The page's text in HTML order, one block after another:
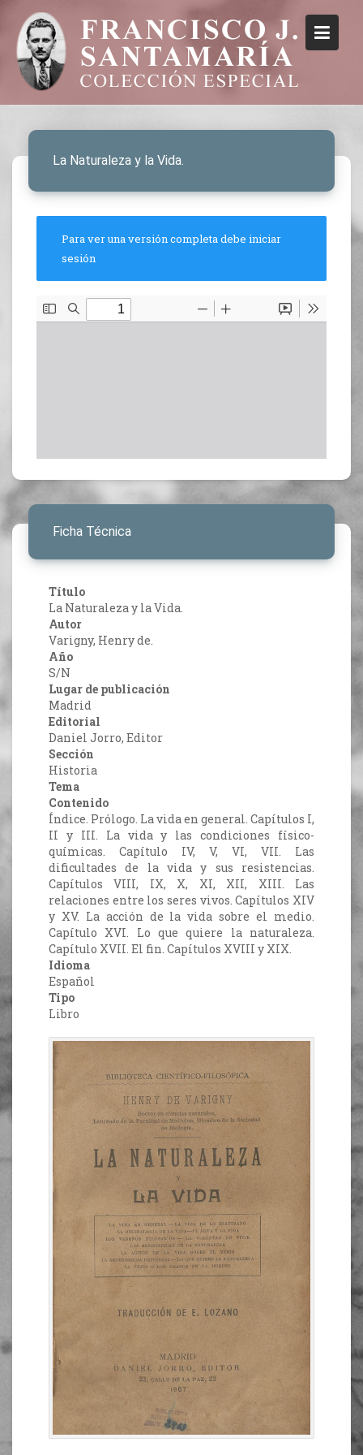
La Naturaleza y la Vida.
Para ver una versión completa debe iniciar
sesión
Ficha Técnica
Título
La Naturaleza y la Vida.
Autor
Varigny, Henry de.
Año
S/N
Lugar de publicación
Madrid
Editorial
Daniel Jorro, Editor
Sección
Historia
Tema
Contenido
Índice. Prólogo. La vida en general. Capítulos I,
II y III. La vida y las condiciones físico-
químicas. Capítulo IV, V, VI, VII. Las
dificultades de la vida y sus resistencias.
Capítulos VIII, IX, X, XI, XII, XIII. Las
relaciones entre los seres vivos. Capítulos XIV
y XV. La acción de la vida sobre el medio.
Capítulo XVI. Lo que quiere la naturaleza.
Capítulo XVII. El fin. Capítulos XVIII y XIX.
Idioma
Español
Tipo
Libro